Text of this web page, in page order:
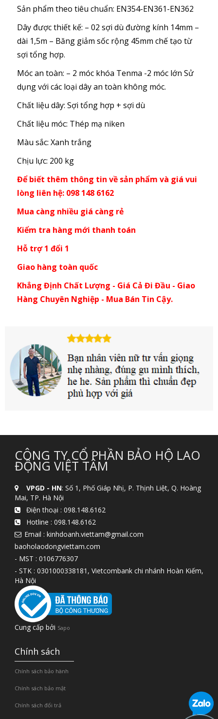
Sản phẩm theo tiêu chuẩn: EN354-EN361-EN362
Dây được thiết kế: – 02 sợi dù đường kính 14mm –
dài 1,5m – Băng giảm sốc rộng 45mm chế tạo từ
sợi tổng hợp.
Móc an toàn: – 2 móc khóa Tenma -2 móc lớn Sử
dụng với các loại dây an toàn không móc.
Chất liệu dây: Sợi tổng hợp + sợi dù
Chất liệu móc: Thép mạ niken
Màu sắc: Xanh trắng
Chịu lực: 200 kg
Để biết thêm thông tin về sản phẩm và giá vui
lòng liên hệ: 098 148 6162
Mua càng nhiều giá càng rẻ
Kiểm tra hàng mới thanh toán
Hỗ trợ 1 đổi 1
Giao hàng toàn quốc
Khẳng Định Chất Lượng - Giá Cả Đi Đầu - Giao
Hàng Chuyên Nghiệp - Mua Bán Tin Cậy.
CÔNG TY CỔ PHẦN BẢO HỘ LAO
ĐỘNG VIỆT TÂM
VPGD - HN: Số 1, Phố Giáp Nhị, P. Thịnh Liệt, Q. Hoàng
Mai, TP. Hà Nội
Điện thoại : 098.148.6162
Hotline : 098.148.6162
Email : kinhdoanh.viettam@gmail.com
baoholaodongviettam.com
- MST : 0106776307
- STK : 0301000338181, Vietcombank chi nhánh Hoàn Kiếm,
Hà Nội
Cung cấp bởi Sapo
Chính sách
Chính sách bảo hành
Chính sách bảo mật
Chính sách đổi trả